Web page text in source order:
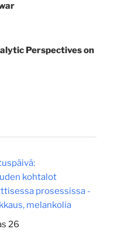
Perspectives on
kohtalot
prosessissa -
melankolia
26